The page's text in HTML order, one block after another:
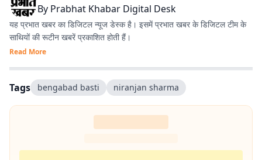
By Prabhat Khabar Digital Desk
यह प्रभात खबर का डिजिटल न्यूज डेस्क है। इसमें प्रभात खबर के डिजिटल टीम के
साथियों की रूटीन खबरें प्रकाशित होती हैं।
Read More
Tags bengabad basti niranjan sharma